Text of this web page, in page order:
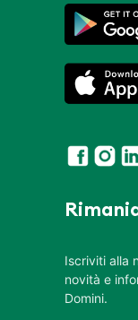
Iscriviti alla
novità e
Domini.